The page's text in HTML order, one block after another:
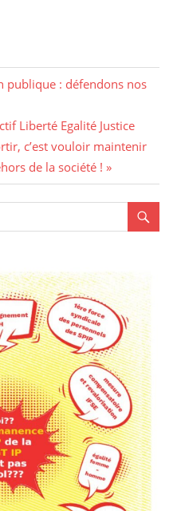
publique : défendons nos
Liberté Egalité Justice
c’est vouloir maintenir
de la société !